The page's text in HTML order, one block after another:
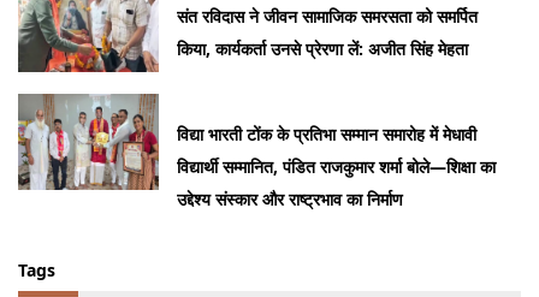
संत रविदास ने जीवन सामाजिक समरसता को समर्पित
किया, कार्यकर्ता उनसे प्रेरणा लें: अजीत सिंह मेहता
विद्या भारती टोंक के प्रतिभा सम्मान समारोह में मेधावी
विद्यार्थी सम्मानित, पंडित राजकुमार शर्मा बोले—शिक्षा का
उद्देश्य संस्कार और राष्ट्रभाव का निर्माण
Tags